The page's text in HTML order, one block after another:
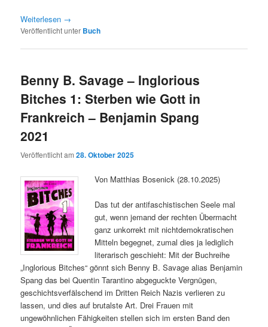
Weiterlesen →
Veröffentlicht unter Buch
Benny B. Savage – Inglorious
Bitches 1: Sterben wie Gott in
Frankreich – Benjamin Spang
2021
Veröffentlicht am28. Oktober 2025
Von Matthias Bosenick (28.10.2025)
Das tut der antifaschistischen Seele mal
gut, wenn jemand der rechten Übermacht
ganz unkorrekt mit nichtdemokratischen
Mitteln begegnet, zumal dies ja lediglich
literarisch geschieht: Mit der Buchreihe
„Inglorious Bitches“ gönnt sich Benny B. Savage alias Benjamin
Spang das bei Quentin Tarantino abgeguckte Vergnügen,
geschichtsverfälschend im Dritten Reich Nazis verlieren zu
lassen, und dies auf brutalste Art. Drei Frauen mit
ungewöhnlichen Fähigkeiten stellen sich im ersten Band den